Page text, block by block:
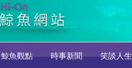
鯨魚觀點 時事新聞 笑談人生